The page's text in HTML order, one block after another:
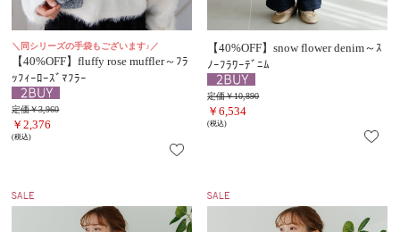
＼同シリーズの手袋もございます♪／
【40%OFF】fluffy rose muffler～ﾌﾗ
ｯﾌｨｰﾛｰｽﾞﾏﾌﾗｰ
定価￥3,960
￥2,376
(税込)
【40%OFF】snow flower denim～ｽ
ﾉｰﾌﾗﾜｰﾃﾞﾆﾑ
定価￥10,890
￥6,534
(税込)